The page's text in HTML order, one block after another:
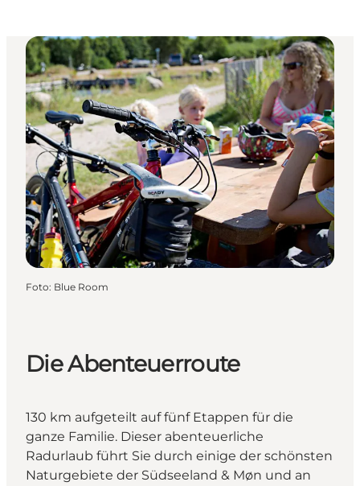
Foto: Blue Room
Die Abenteuerroute
130 km aufgeteilt auf fünf Etappen für die
ganze Familie. Dieser abenteuerliche
Radurlaub führt Sie durch einige der schönsten
Naturgebiete der Südseeland & Møn und an